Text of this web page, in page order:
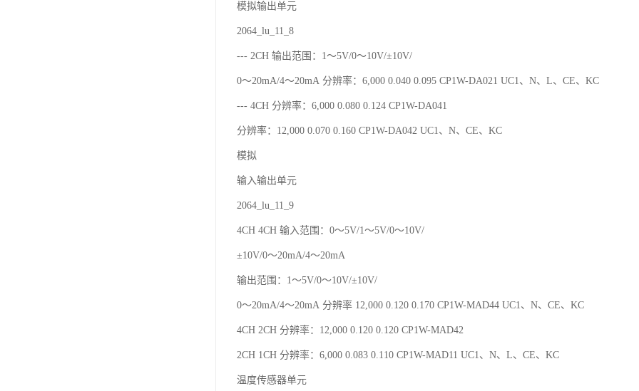
模拟输出单元
2064_lu_11_8
--- 2CH 输出范围：1～5V/0～10V/±10V/
0～20mA/4～20mA 分辨率：6,000 0.040 0.095 CP1W-DA021 UC1、N、L、CE、KC
--- 4CH 分辨率：6,000 0.080 0.124 CP1W-DA041
分辨率：12,000 0.070 0.160 CP1W-DA042 UC1、N、CE、KC
模拟
输入输出单元
2064_lu_11_9
4CH 4CH 输入范围：0～5V/1～5V/0～10V/
±10V/0～20mA/4～20mA
输出范围：1～5V/0～10V/±10V/
0～20mA/4～20mA 分辨率 12,000 0.120 0.170 CP1W-MAD44 UC1、N、CE、KC
4CH 2CH 分辨率：12,000 0.120 0.120 CP1W-MAD42
2CH 1CH 分辨率：6,000 0.083 0.110 CP1W-MAD11 UC1、N、L、CE、KC
温度传感器单元